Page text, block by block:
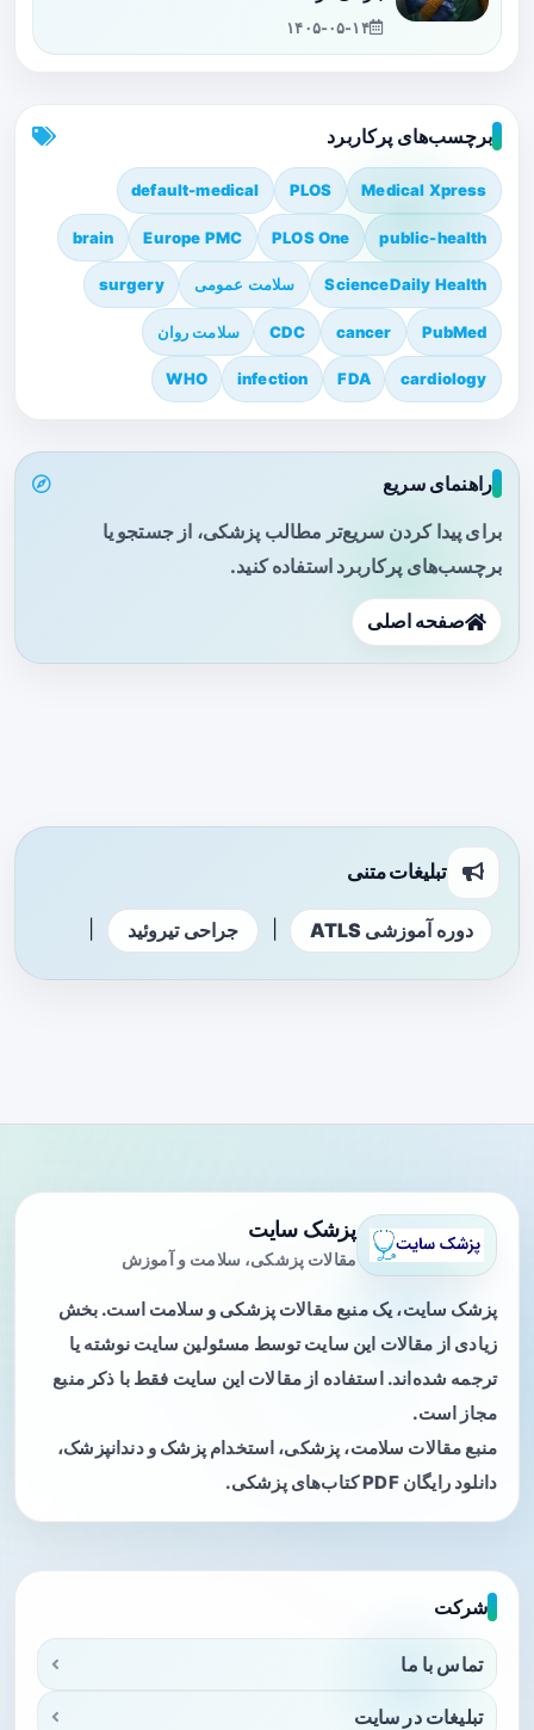
۱۴۰۵-۰۵-۱۴
برچسب‌های پرکاربرد
Medical Xpress
PLOS
default-medical
public-health
PLOS One
Europe PMC
brain
ScienceDaily Health سلامت عمومی surgery
PubMed
cancer
CDC سلامت روان
cardiology
FDA
infection
WHO
راهنمای سریع
برای پیدا کردن سریع‌تر مطالب پزشکی، از جستجو یا
برچسب‌های پرکاربرد استفاده کنید.
صفحه اصلی
تبلیغات متنی
دوره آموزشی ATLS جراحی تیروئید
پزشک سایت
مقالات پزشکی، سلامت و آموزش
پزشک سایت، یک منبع مقالات پزشکی و سلامت است. بخش
زیادی از مقالات این سایت توسط مسئولین سایت نوشته یا
ترجمه شده‌اند. استفاده از مقالات این سایت فقط با ذکر منبع
مجاز است.
منبع مقالات سلامت، پزشکی، استخدام پزشک و دندانپزشک،
دانلود رایگان PDF کتاب‌های پزشکی.
شرکت
تماس با ما
تبلیغات در سایت